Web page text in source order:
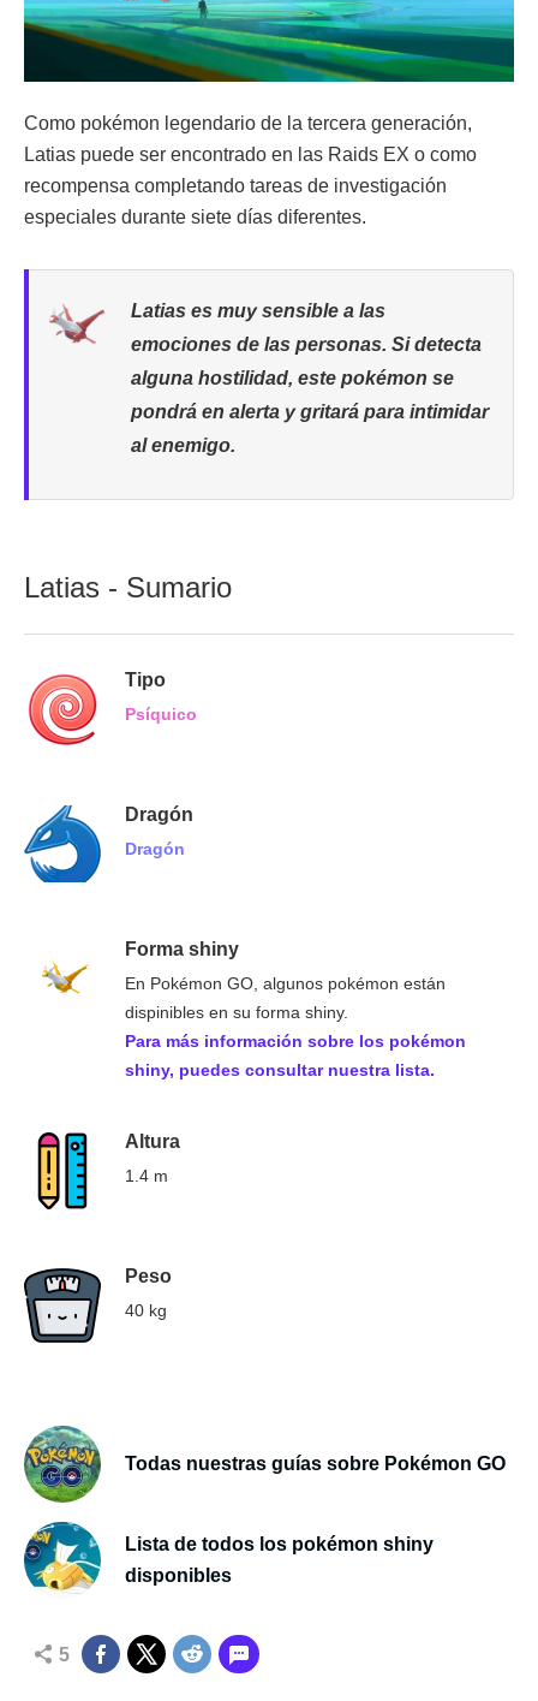
Como pokémon legendario de la tercera generación,
Latias puede ser encontrado en las Raids EX o como
recompensa completando tareas de investigación
especiales durante siete días diferentes.
Latias es muy sensible a las
emociones de las personas. Si detecta
alguna hostilidad, este pokémon se
pondrá en alerta y gritará para intimidar
al enemigo.
Latias - Sumario
Tipo
Psíquico
Dragón
Dragón
Forma shiny
En Pokémon GO, algunos pokémon están
dispinibles en su forma shiny.
Para más información sobre los pokémon
shiny, puedes consultar nuestra lista.
Altura
1.4 m
Peso
40 kg
Todas nuestras guías sobre Pokémon GO
Lista de todos los pokémon shiny
disponibles
5